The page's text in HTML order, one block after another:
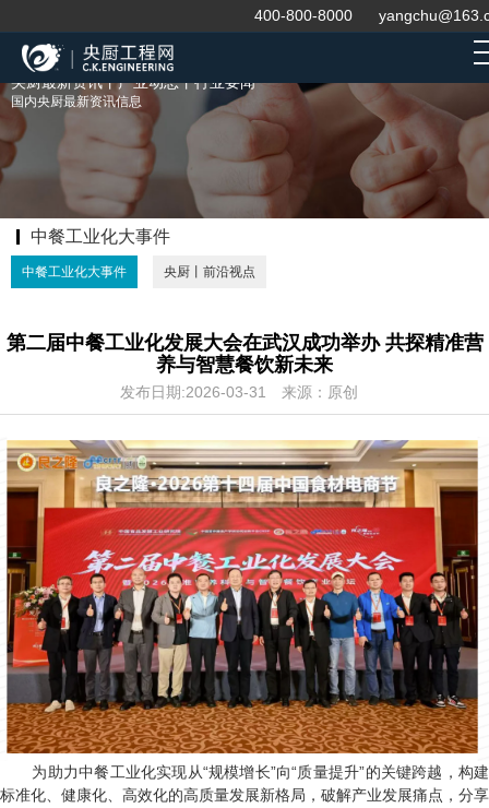
400-800-8000
央厨最新资讯丨产业动态丨行业要闻
国内央厨最新资讯信息
中餐工业化大事件
中餐工业化大事件 央厨丨前沿视点
第二届中餐工业化发展大会在武汉成功举办 共探精准营
养与智慧餐饮新未来
发布日期:2026-03-31 来源：原创
为助力中餐工业化实现从“规模增长”向“质量提升”的关键跨越，构建
标准化、健康化、高效化的高质量发展新格局，破解产业发展痛点，分享